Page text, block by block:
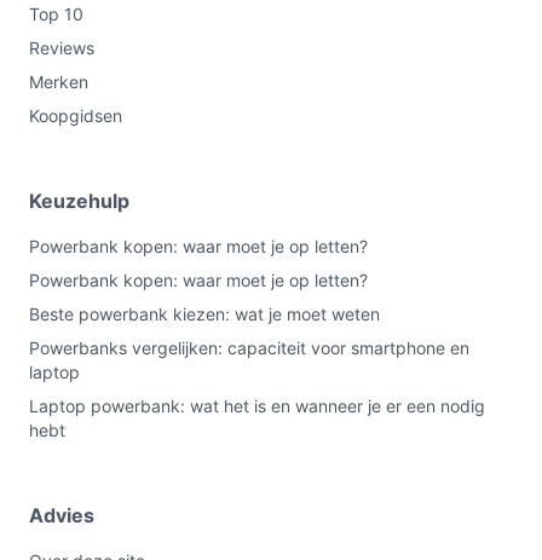
Top 10
Reviews
Merken
Koopgidsen
Keuzehulp
Powerbank kopen: waar moet je op letten?
Powerbank kopen: waar moet je op letten?
Beste powerbank kiezen: wat je moet weten
Powerbanks vergelijken: capaciteit voor smartphone en
laptop
Laptop powerbank: wat het is en wanneer je er een nodig
hebt
Advies